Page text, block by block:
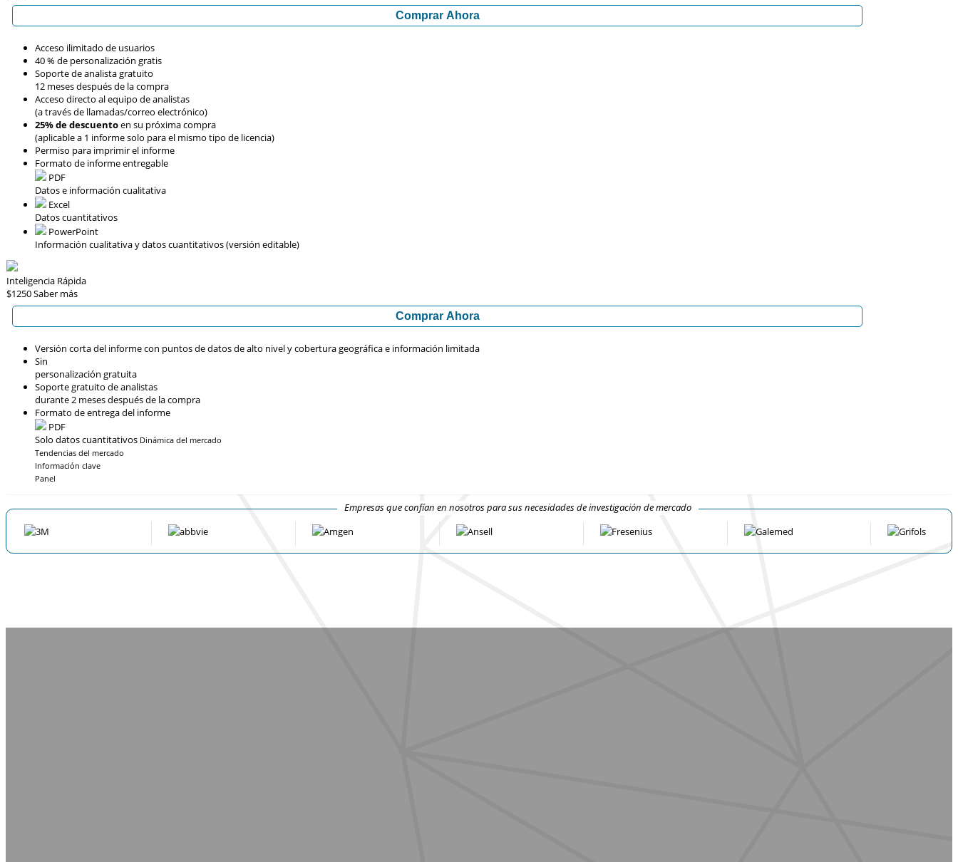
Comprar Ahora
Acceso ilimitado de usuarios
40 % de personalización gratis
Soporte de analista gratuito
12 meses después de la compra
Acceso directo al equipo de analistas
(a través de llamadas/correo electrónico)
25% de descuentoen su próxima compra
(aplicable a 1 informe solo para el mismo tipo de licencia)
Permiso para imprimir el informe
Formato de informe entregable
PDF
Datos e información cualitativa
Excel
Datos cuantitativos
PowerPoint
Información cualitativa y datos cuantitativos (versión editable)
Inteligencia Rápida
$1250Saber más
Comprar Ahora
Versión corta del informe con puntos de datos de alto nivel y cobertura geográfica e información limitada
Sin
personalización gratuita
Soporte gratuito de analistas
durante 2 meses después de la compra
Formato de entrega del informe
PDF
Solo datos cuantitativos Dinámica del mercado
Tendencias del mercado
Información clave
Panel
Empresas que confían en nosotros para sus necesidades de investigación de mercado